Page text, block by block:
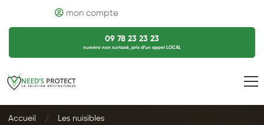
mon compte
09 78 23 23 23
numéro non surtaxé, prix d’un appel LOCAL
Accueil
Les nuisibles